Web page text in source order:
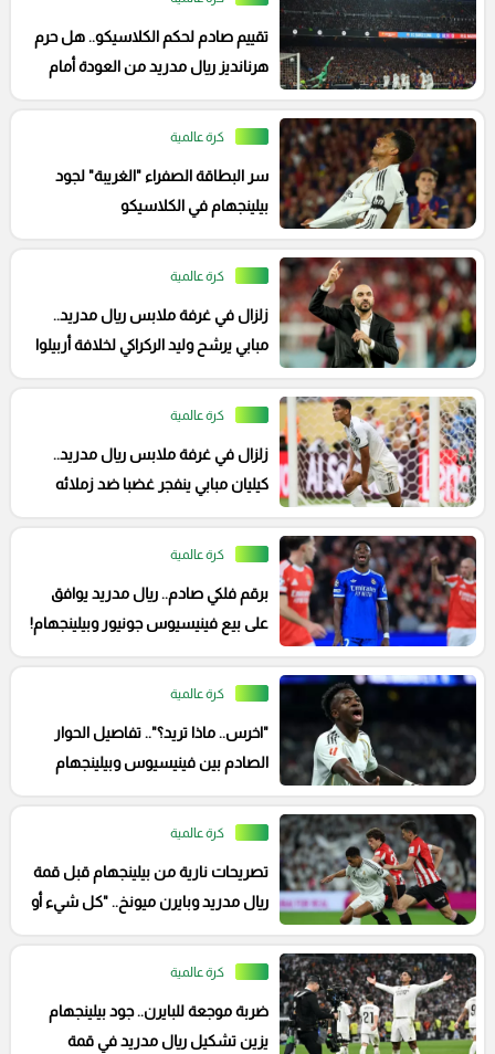
تقييم صادم لحكم الكلاسيكو.. هل حرم
هرنانديز ريال مدريد من العودة أمام
كرة عالمية
سر البطاقة الصفراء "الغريبة" لجود
بيلينجهام في الكلاسيكو
كرة عالمية
زلزال في غرفة ملابس ريال مدريد..
مبابي يرشح وليد الركراكي لخلافة أربيلوا
كرة عالمية
زلزال في غرفة ملابس ريال مدريد..
كيليان مبابي ينفجر غضبا ضد زملائه
كرة عالمية
برقم فلكي صادم.. ريال مدريد يوافق
على بيع فينيسيوس جونيور وبيلينجهام!
كرة عالمية
"اخرس.. ماذا تريد؟".. تفاصيل الحوار
الصادم بين فينيسيوس وبيلينجهام
كرة عالمية
تصريحات نارية من بيلينجهام قبل قمة
ريال مدريد وبايرن ميونخ.. "كل شيء أو
كرة عالمية
ضربة موجعة للبايرن.. جود بيلينجهام
يزين تشكيل ريال مدريد في قمة